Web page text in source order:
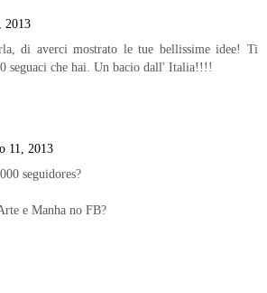
2013
di averci mostrato le tue bellissime idee! Ti
seguaci che hai. Un bacio dall' Italia!!!!
11, 2013
seguidores?
e Manha no FB?